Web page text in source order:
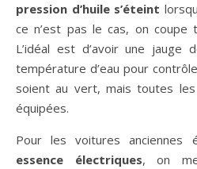
pression d’huile s’éteint
ce n’est pas le cas, on
L’idéal est d’avoir une jauge
température d’eau pour
soient au vert, mais toutes les
équipées.
Pour les voitures anciennes
essence électriques, on